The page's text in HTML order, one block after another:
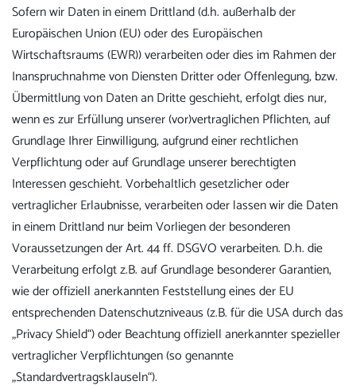
Sofern wir Daten in einem Drittland (d.h. außerhalb der
Europäischen Union (EU) oder des Europäischen
Wirtschaftsraums (EWR)) verarbeiten oder dies im Rahmen der
Inanspruchnahme von Diensten Dritter oder Offenlegung, bzw.
Übermittlung von Daten an Dritte geschieht, erfolgt dies nur,
wenn es zur Erfüllung unserer (vor)vertraglichen Pflichten, auf
Grundlage Ihrer Einwilligung, aufgrund einer rechtlichen
Verpflichtung oder auf Grundlage unserer berechtigten
Interessen geschieht. Vorbehaltlich gesetzlicher oder
vertraglicher Erlaubnisse, verarbeiten oder lassen wir die Daten
in einem Drittland nur beim Vorliegen der besonderen
Voraussetzungen der Art. 44 ff. DSGVO verarbeiten. D.h. die
Verarbeitung erfolgt z.B. auf Grundlage besonderer Garantien,
wie der offiziell anerkannten Feststellung eines der EU
entsprechenden Datenschutzniveaus (z.B. für die USA durch das
„Privacy Shield“) oder Beachtung offiziell anerkannter spezieller
vertraglicher Verpflichtungen (so genannte
„Standardvertragsklauseln“).